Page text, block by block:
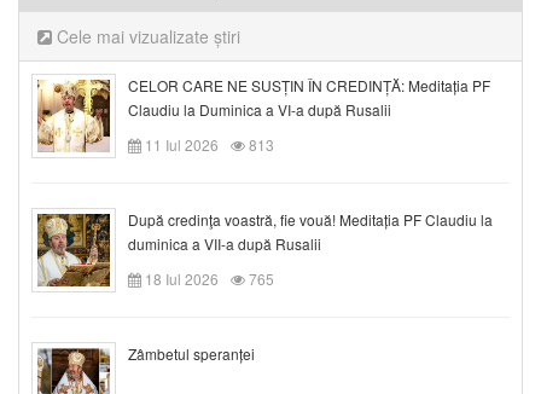
Cele mai vizualizate știri
CELOR CARE NE SUSȚIN ÎN CREDINȚĂ: Meditația PF
Claudiu la Duminica a VI-a după Rusalii
11 Iul 2026
813
După credinţa voastră, fie vouă! Meditația PF Claudiu la
duminica a VII-a după Rusalii
18 Iul 2026
765
Zâmbetul speranței